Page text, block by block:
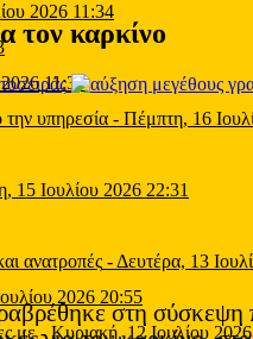
2026 11:34
11:39
υπηρεσία - Πέμπτη, 16
15 Ιουλίου 2026 22:31
ανατροπές -Δευτέρα, 13
2026 20:55
με-Κυριακή, 12 Ιουλίου
τον καρκίνο
στη σύσκεψη